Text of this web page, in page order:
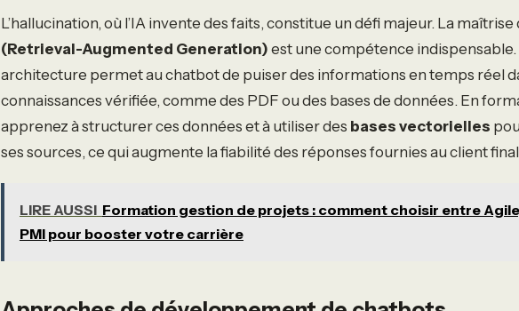
L’hallucination, où l’IA invente des faits, constitue un défi majeur. La maîtrise
(Retrieval-Augmented Generation) est une compétence
architecture permet au chatbot de puiser des informations en temps réel
connaissances vérifiée, comme des PDF ou des bases de données. En
apprenez à structurer ces données et à utiliser des bases vectorielles
ses sources, ce qui augmente la fiabilité des réponses fournies au client
LIRE AUSSI Formation gestion de projets : comment choisir entre
PMI pour booster votre carrière